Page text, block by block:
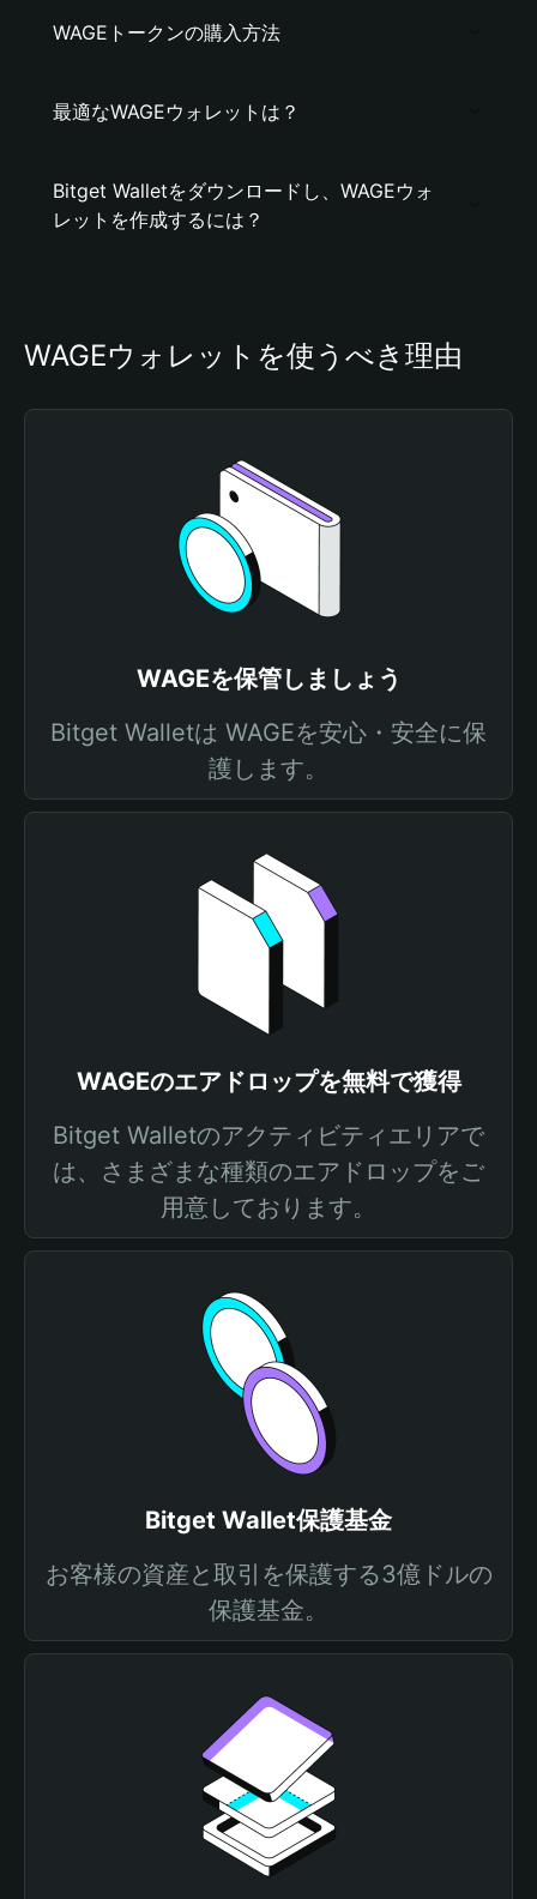
WAGEトークンの購入方法
最適なWAGEウォレットは？
Bitget Walletをダウンロードし、WAGEウォ
レットを作成するには？
WAGEウォレットを使うべき理由
WAGEを保管しましょう
Bitget Walletは WAGEを安心・安全に保
護します。
WAGEのエアドロップを無料で獲得
Bitget Walletのアクティビティエリアで
は、さまざまな種類のエアドロップをご
用意しております。
Bitget Wallet保護基金
お客様の資産と取引を保護する3億ドルの
保護基金。